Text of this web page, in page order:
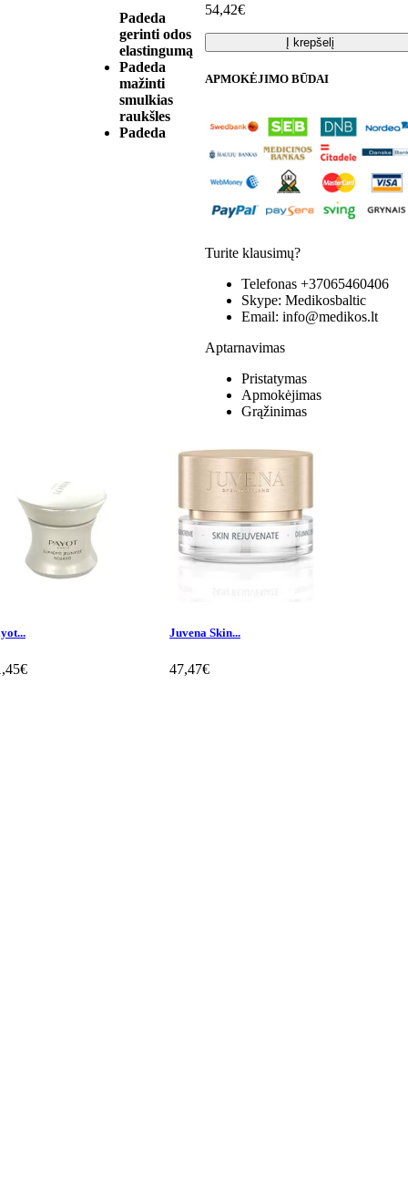
54,42€
Į krepšelį
APMOKĖJIMO BŪDAI
Turite klausimų?
Telefonas +37065460406
Skype: Medikosbaltic
Email: info@medikos.lt
Aptarnavimas
Pristatymas
Apmokėjimas
Grąžinimas
Padeda
gerinti odos
elastingumą
Padeda
mažinti
smulkias
raukšles
Padeda
Juvena Skin...
47,47€